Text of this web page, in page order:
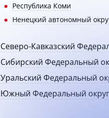
Республика Коми
Ненецкий автономный
Северо-Кавказский
Сибирский Федеральный
Уральский Федеральный
Южный Федеральный округ